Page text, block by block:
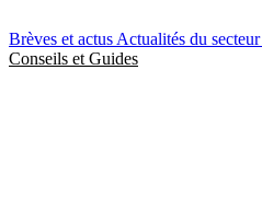
Brèves et actus Actualités du secteur
Conseils et Guides